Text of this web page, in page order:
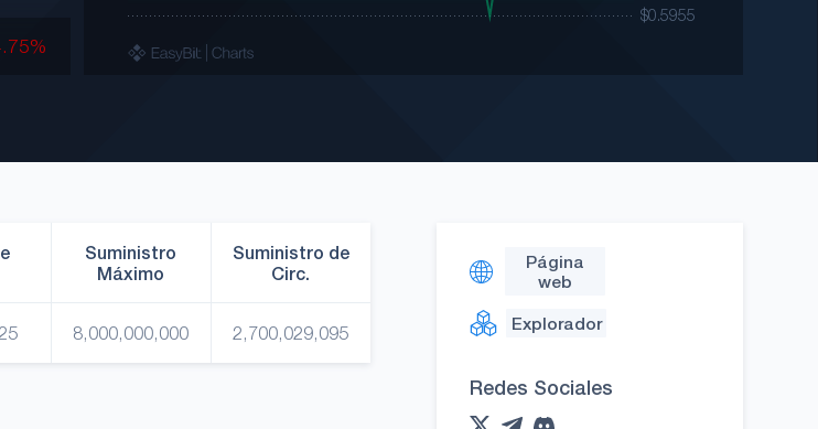
Suministro
Máximo
8,000,000,000
Suministro de
Circ.
2,700,029,095
Página
web
Explorador
Redes Sociales